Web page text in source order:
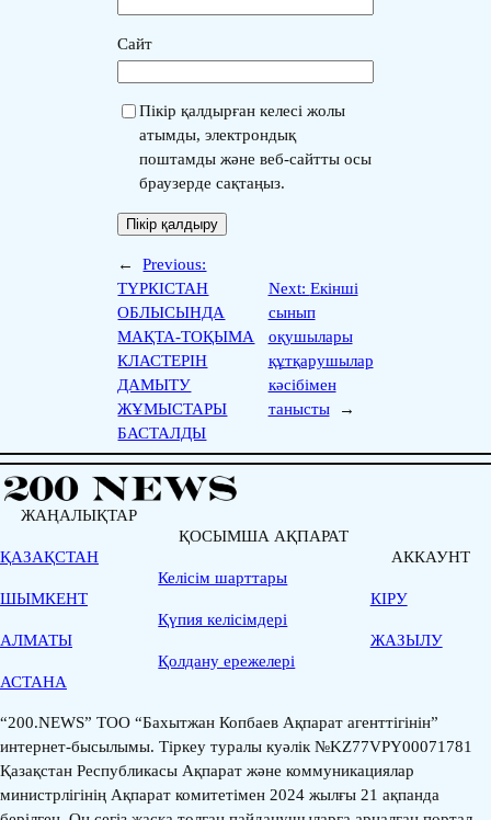
Сайт
Пікір қалдырған келесі жолы
атымды, электрондық
поштамды және веб-сайтты осы
браузерде сақтаңыз.
←
Previous:
ТҮРКІСТАН
ОБЛЫСЫНДА
МАҚТА-ТОҚЫМА
КЛАСТЕРІН
ДАМЫТУ
ЖҰМЫСТАРЫ
БАСТАЛДЫ
Next: Екінші
сынып
оқушылары
құтқарушылар
кәсібімен
танысты
→
ЖАҢАЛЫҚТАР
ҚАЗАҚСТАН
ШЫМКЕНТ
АЛМАТЫ
АСТАНА
ҚОСЫМША АҚПАРАТ
Келісім шарттары
Қүпия келісімдері
Қолдану ережелері
АККАУНТ
КІРУ
ЖАЗЫЛУ
“200.NEWS” ТОО “Бахытжан Копбаев Ақпарат агенттігінін”
интернет-бысылымы. Тіркеу туралы куәлік №KZ77VPY00071781
Қазақстан Республикасы Ақпарат және коммуникациялар
министрлігінің Ақпарат комитетімен 2024 жылғы 21 ақпанда